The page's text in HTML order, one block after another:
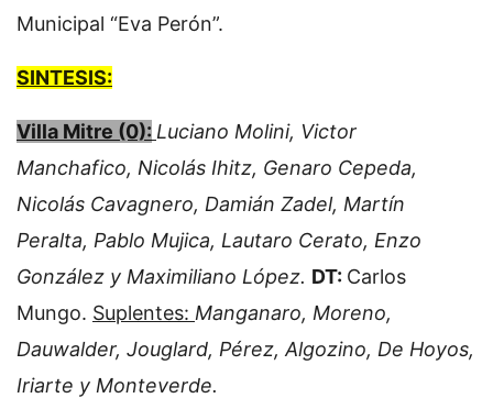
Municipal “Eva Perón”.
SINTESIS:
Villa Mitre (0): Luciano Molini, Victor
Manchafico, Nicolás Ihitz, Genaro Cepeda,
Nicolás Cavagnero, Damián Zadel, Martín
Peralta, Pablo Mujica, Lautaro Cerato, Enzo
González y Maximiliano López. DT: Carlos
Mungo. Suplentes: Manganaro, Moreno,
Dauwalder, Jouglard, Pérez, Algozino, De Hoyos,
Iriarte y Monteverde.